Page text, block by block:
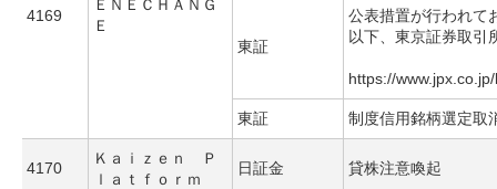
4169
ＥＮＥＣＨＡＮＧ
Ｅ
東証
公表措置が行われて
以下、東京証券取引
https://
東証 制度信用銘柄選定取
4170
Ｋａｉｚｅｎ Ｐ
ｌａｔｆｏｒｍ
日証金 貸株注意喚起